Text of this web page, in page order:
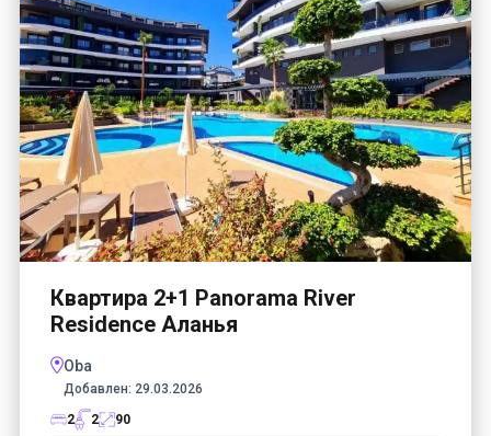
Квартира 2+1 Panorama River
Residence Аланья
Oba
Добавлен: 29.03.2026
2
2 90